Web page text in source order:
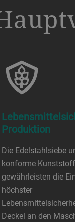
Produktion
Die Edelstahlsiebe
konforme
gewährleisten die
höchster
Deckel an den